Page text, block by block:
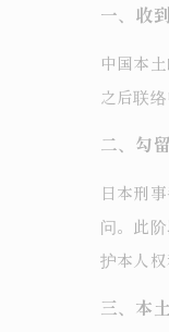
一、收
中国本
之后联
二、勾
日本刑
问。此
护本人权
三、本